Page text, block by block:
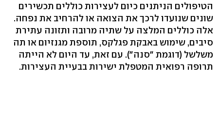
הטיפולים הניתנים כיום לעצירות כוללים תכשירים
שונים שנועדו לרכך את הצואה או להרחיב את נפחה.
אלה כוללים המלצה על שתיה מרובה ותזונה עתירת
סיבים, שימוש באבקת פגלקס, תוספת מגנזיום או תה
משלשל (דוגמת "סנה"). עם זאת, עד היום לא הייתה
תרופה רפואית המטפלת ישירות בבעיית העצירות.